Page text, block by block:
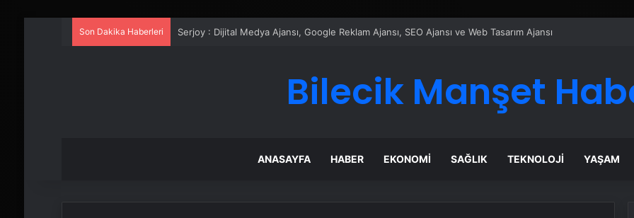
Son Dakika Haberleri UETDS Nedir ? Uetds.com İle Akıllı Dijital Taşımacılık Yazılımı
Bilecik Manşet
ANASAYFA HABER EKONOMI SAĞLIK TEKNOLOJI YAŞAM